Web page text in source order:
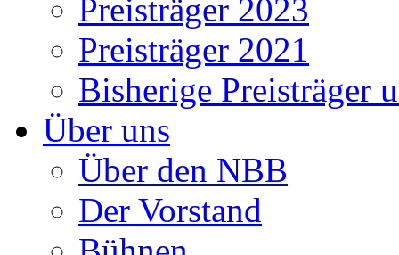
Preisträger 2023
Preisträger 2021
Bisherige Preisträger
Über uns
Über den NBB
Der Vorstand